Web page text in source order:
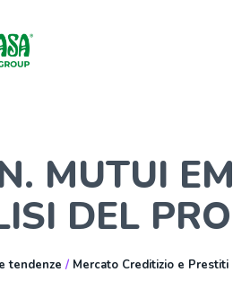
MUTUI
DEL
tendenze / Mercato Creditizio e